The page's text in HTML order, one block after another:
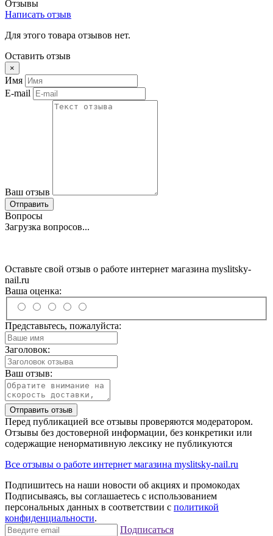
Отзывы
Написать отзыв
Для этого товара отзывов нет.
Оставить отзыв
×
Имя
E-mail
Ваш отзыв
Отправить
Вопросы
Загрузка вопросов...
Оставьте свой отзыв о работе интернет магазина myslitsky-
nail.ru
Ваша оценка:
Представьтесь, пожалуйста:
Заголовок:
Ваш отзыв:
Отправить отзыв
Перед публикацией все отзывы проверяются модератором.
Отзывы без достоверной информации, без конкретики или
содержащие ненормативную лексику не публикуются
Все отзывы о работе интернет магазина myslitsky-nail.ru
Подпишитесь на наши новости об акциях и промокодах
Подписываясь, вы соглашаетесь с использованием
персональных данных в соответствии с политикой
конфиденциальности.
Подписаться